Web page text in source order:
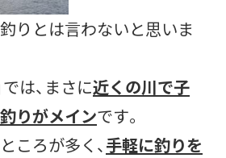
りとは言わないと思いま
は、まさに近くの川で子
りがメインです。
ころが多く、手軽に釣りを